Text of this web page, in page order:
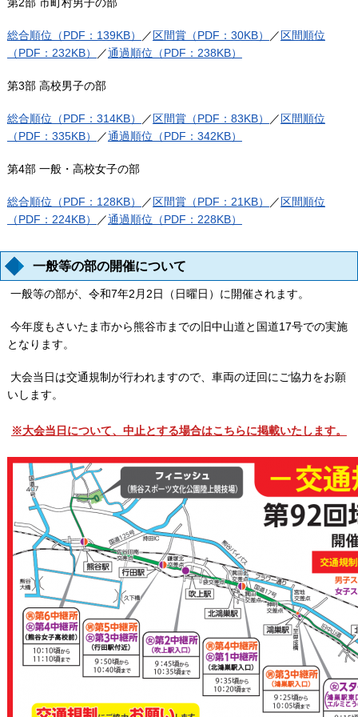
第2部 市町村男子の部
総合順位（PDF：139KB） ／ 区間賞（PDF：30KB） ／ 区間順位
（PDF：232KB）
／通過順位（PDF：238KB）
第3部 高校男子の部
総合順位（PDF：314KB） ／ 区間賞（PDF：83KB） ／ 区間順位
（PDF：335KB）
／通過順位（PDF：342KB）
第4部 一般・高校女子の部
総合順位（PDF：128KB） ／ 区間賞（PDF：21KB） ／ 区間順位
（PDF：224KB）
／通過順位（PDF：228KB）
一般等の部の開催について
一般等の部が、令和7年2月2日（日曜日）に開催されます。
今年度もさいたま市から熊谷市までの旧中山道と国道17号での実施
となります。
大会当日は交通規制が行われますので、車両の迂回にご協力をお願
いします。
※大会当日について、中止とする場合はこちらに掲載いたします。